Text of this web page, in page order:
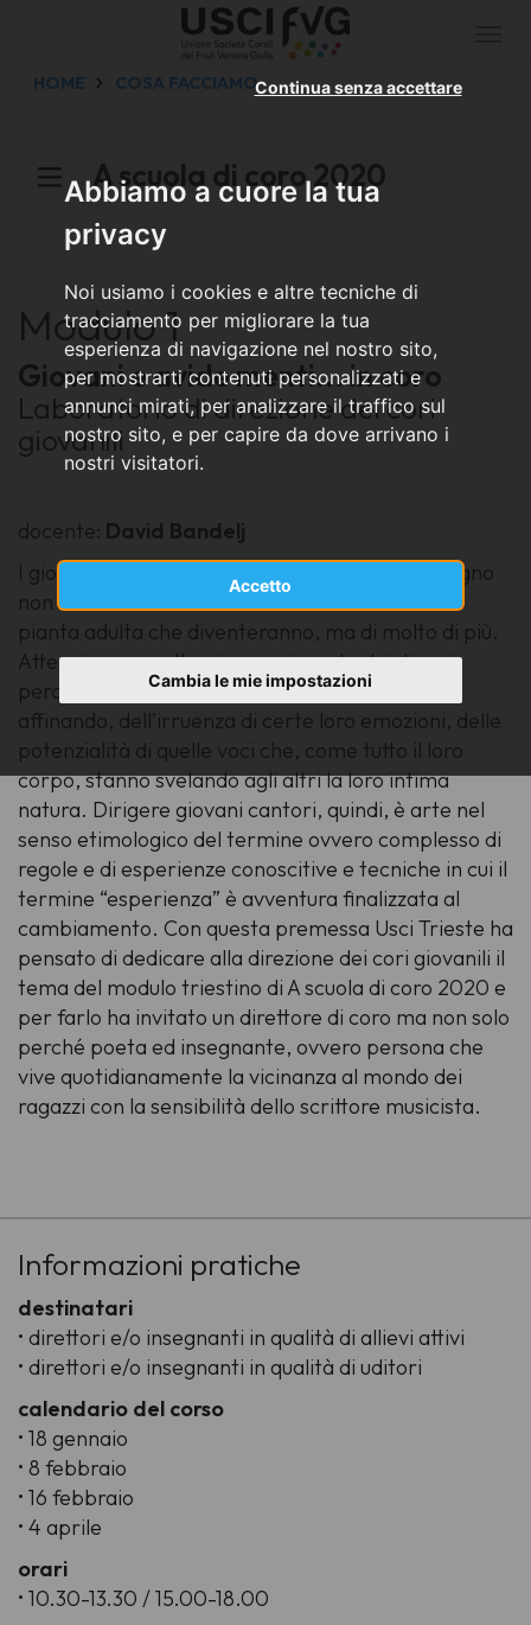
Abbiamo a cuore la tua
privacy
Noi usiamo i cookies e altre tecniche di
tracciamento per migliorare la tua
esperienza di navigazione nel nostro sito,
per mostrarti contenuti personalizzati e
annunci mirati, per analizzare il traffico sul
nostro sito, e per capire da dove arrivano i
nostri visitatori.
Accetto
Continua senza accettare
Cambia le mie impostazioni
HOME COSA FACCIAMO
A scuola di coro 2020
Modulo 1
Giovani e avide menti... in coro
Laboratorio di direzione dei cori
giovanili
docente: David Bandelj
I giovani cantori sono come virgulti: hanno bisogno
non solo di tutte le cure che dedicheremmo alla
pianta adulta che diventeranno, ma di molto di più.
Attenzione, ascolto, riconoscimento dei diversi
percorsi di crescita, delle sensibilità che stanno
affinando, dell’irruenza di certe loro emozioni, delle
potenzialità di quelle voci che, come tutto il loro
corpo, stanno svelando agli altri la loro intima
natura. Dirigere giovani cantori, quindi, è arte nel
senso etimologico del termine ovvero complesso di
regole e di esperienze conoscitive e tecniche in cui il
termine “esperienza” è avventura finalizzata al
cambiamento. Con questa premessa Usci Trieste ha
pensato di dedicare alla direzione dei cori giovanili il
tema del modulo triestino di A scuola di coro 2020 e
per farlo ha invitato un direttore di coro ma non solo
perché poeta ed insegnante, ovvero persona che
vive quotidianamente la vicinanza al mondo dei
ragazzi con la sensibilità dello scrittore musicista.
Informazioni pratiche
destinatari
• direttori e/o insegnanti in qualità di allievi attivi
• direttori e/o insegnanti in qualità di uditori
calendario del corso
• 18 gennaio
• 8 febbraio
• 16 febbraio
• 4 aprile
orari
• 10.30-13.30 / 15.00-18.00